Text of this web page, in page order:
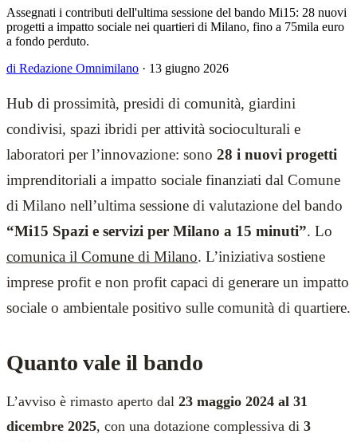
Assegnati i contributi dell'ultima sessione del bando Mi15: 28 nuovi
progetti a impatto sociale nei quartieri di Milano, fino a 75mila euro
a fondo perduto.
di Redazione Omnimilano · 13 giugno 2026
Hub di prossimità, presidi di comunità, giardini
condivisi, spazi ibridi per attività socioculturali e
laboratori per l’innovazione: sono 28 i nuovi progetti
imprenditoriali a impatto sociale finanziati dal Comune
di Milano nell’ultima sessione di valutazione del bando
“Mi15 Spazi e servizi per Milano a 15 minuti”. Lo
comunica il Comune di Milano. L’iniziativa sostiene
imprese profit e non profit capaci di generare un impatto
sociale o ambientale positivo sulle comunità di quartiere.
Quanto vale il bando
L’avviso è rimasto aperto dal 23 maggio 2024 al 31
dicembre 2025, con una dotazione complessiva di 3